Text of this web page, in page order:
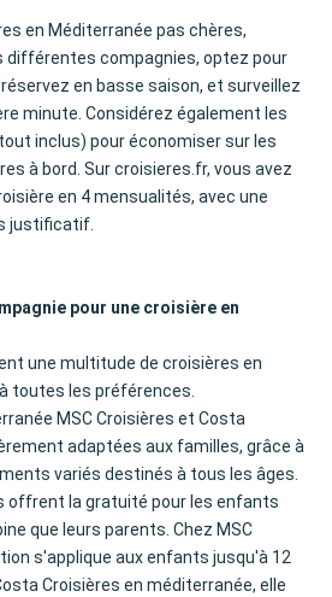
en Méditerranée pas chères,
différentes compagnies, optez pour
en basse saison, et surveillez
minute. Considérez également les
inclus) pour économiser sur les
à bord. Sur croisieres.fr, vous avez
en 4 mensualités, avec une
justificatif.
pour une croisière en
une multitude de croisières en
toutes les préférences.
MSC Croisières et Costa
adaptées aux familles, grâce à
variés destinés à tous les âges.
offrent la gratuité pour les enfants
que leurs parents. Chez MSC
s'applique aux enfants jusqu'à 12
Croisières en méditerranée, elle